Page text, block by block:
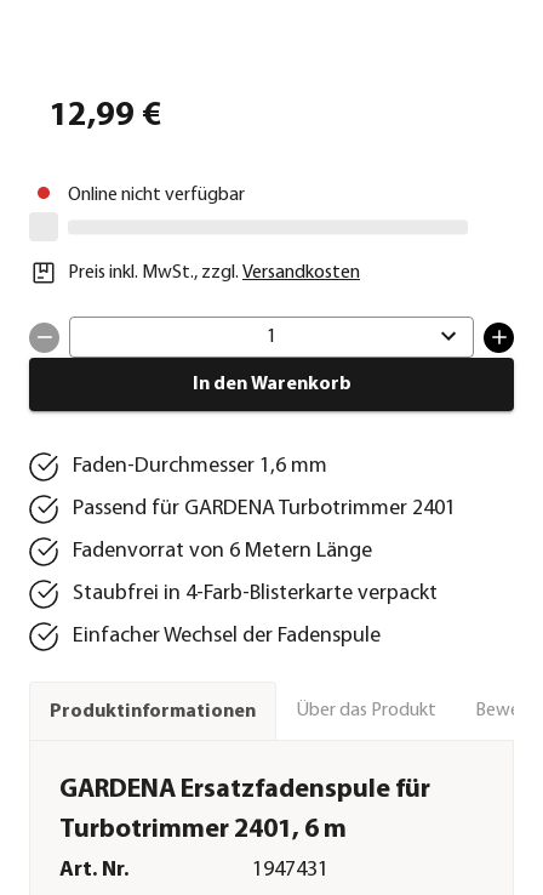
12,99 €
Online nicht verfügbar
Preis inkl. MwSt., zzgl. Versandkosten
1
In den Warenkorb
Faden-Durchmesser 1,6 mm
Passend für GARDENA Turbotrimmer 2401
Fadenvorrat von 6 Metern Länge
Staubfrei in 4-Farb-Blisterkarte verpackt
Einfacher Wechsel der Fadenspule
Produktinformationen Über das Produkt
GARDENA Ersatzfadenspule für
Turbotrimmer 2401, 6 m
Art. Nr. 1947431